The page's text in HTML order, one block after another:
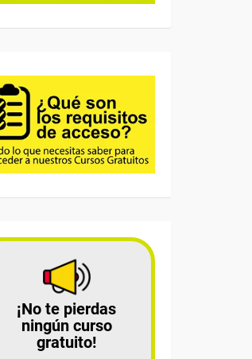
¡No te pierdas
ningún curso
gratuito!